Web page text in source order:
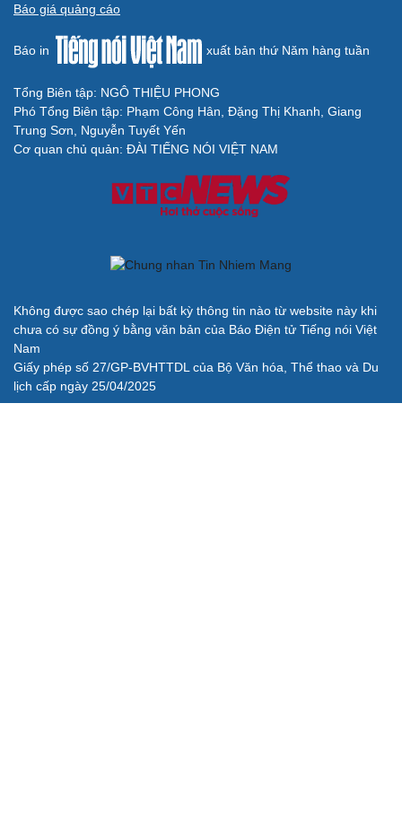
Báo giá quảng cáo
Báo in xuất bản thứ Năm hàng tuần
Tổng Biên tập: NGÔ THIỆU PHONG
Phó Tổng Biên tập: Phạm Công Hân, Đặng Thị Khanh, Giang
Trung Sơn, Nguyễn Tuyết Yến
Cơ quan chủ quản: ĐÀI TIẾNG NÓI VIỆT NAM
Không được sao chép lại bất kỳ thông tin nào từ website này khi
chưa có sự đồng ý bằng văn bản của Báo Điện tử Tiếng nói Việt
Nam
Giấy phép số 27/GP-BVHTTDL của Bộ Văn hóa, Thể thao và Du
lịch cấp ngày 25/04/2025